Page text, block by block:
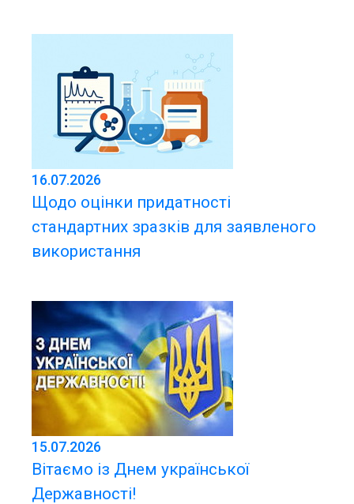
16.07.2026
Щодо оцінки придатності
стандартних зразків для заявленого
використання
15.07.2026
Вітаємо із Днем української
Державності!